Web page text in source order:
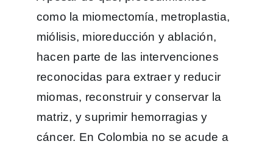
como la miomectomía, metroplastia,
miólisis, mioreducción y ablación,
hacen parte de las intervenciones
reconocidas para extraer y reducir
miomas, reconstruir y conservar la
matriz, y suprimir hemorragias y
cáncer. En Colombia no se acude a